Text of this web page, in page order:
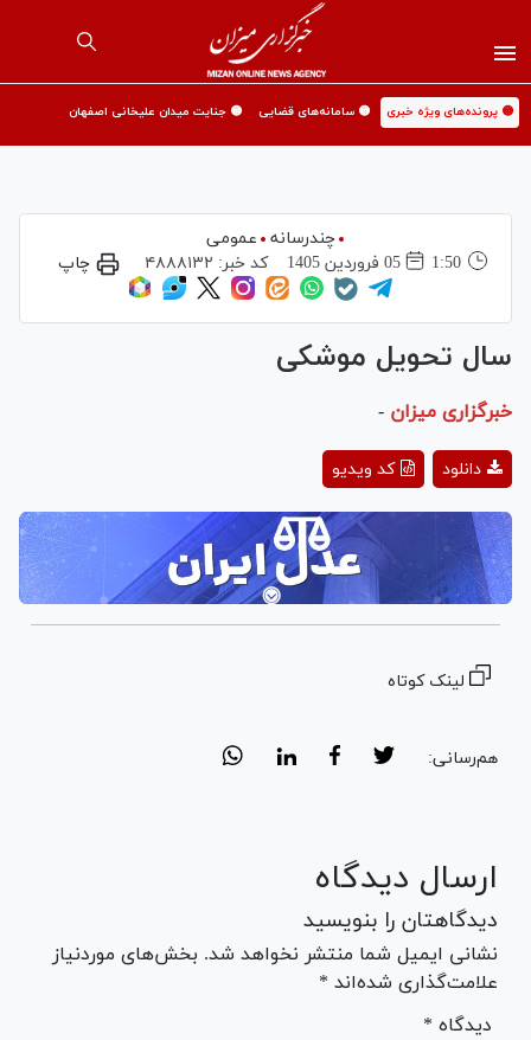
🟡 پرونده‌های ویژه خبری 🟡 سامانه‌های قضایی 🟡 جنایت میدان علیخانی اصفهان
چندرسانه
عمومی
1:50
05 فروردين 1405 کد خبر: ۴۸۸۸۱۳۲ چاپ
سال تحویل موشکی
خبرگزاری میزان -
Play
Video
کد ویدیو دانلود
لینک کوتاه
هم‌رسانی:
ارسال دیدگاه
دیدگاهتان را بنویسید
نشانی ایمیل شما منتشر نخواهد شد. بخش‌های موردنیاز
علامت‌گذاری شده‌اند *
* دیدگاه